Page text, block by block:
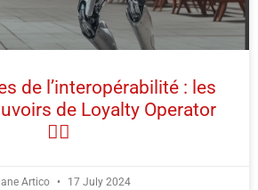
de l’interopérabilité : les
de Loyalty Operator
🦸‍♂️
Artico 17 July 2024